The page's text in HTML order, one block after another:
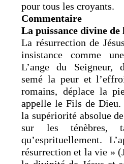
pour tous les croyants.
Commentaire
La puissance divine
La résurrection de
insistance comme
L’ange du Seigneur,
semé la peur et
romains, déplace la
appelle le Fils de
la supériorité absolue
sur les ténèbres,
qu’esprituellement.
résurrection et la vie »